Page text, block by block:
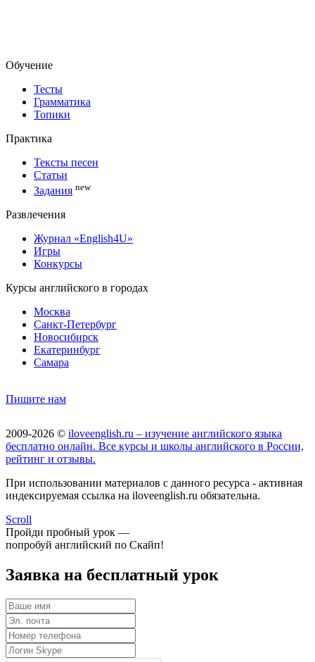
Обучение
Тесты
Грамматика
Топики
Практика
Тексты песен
Статьи
Задания new
Развлечения
Журнал «English4U»
Игры
Конкурсы
Курсы английского в городах
Москва
Санкт-Петербург
Новосибирск
Екатеринбург
Самара
Пишите нам
2009-2026 © iloveenglish.ru – изучение английского языка
бесплатно онлайн. Все курсы и школы английского в России,
рейтинг и отзывы.
При использовании материалов с данного ресурса - активная
индексируемая ссылка на iloveenglish.ru обязательна.
Scroll
Пройди пробный урок —
попробуй английский по Скайп!
Заявка на бесплатный урок